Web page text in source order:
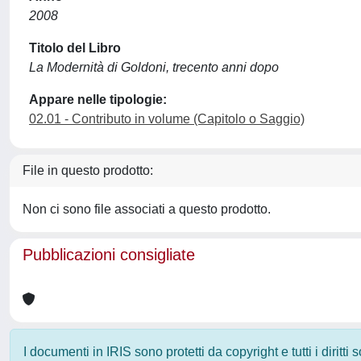
2008
Titolo del Libro
La Modernità di Goldoni, trecento anni dopo
Appare nelle tipologie:
02.01 - Contributo in volume (Capitolo o Saggio)
File in questo prodotto:
Non ci sono file associati a questo prodotto.
Pubblicazioni consigliate
I documenti in IRIS sono protetti da copyright e tutti i diritti